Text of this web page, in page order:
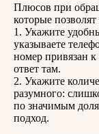
Плюсов при
которые
1. Укажите
указываете
номер привязан
ответ там.
2. Укажите
разумного:
по значимым
подход.